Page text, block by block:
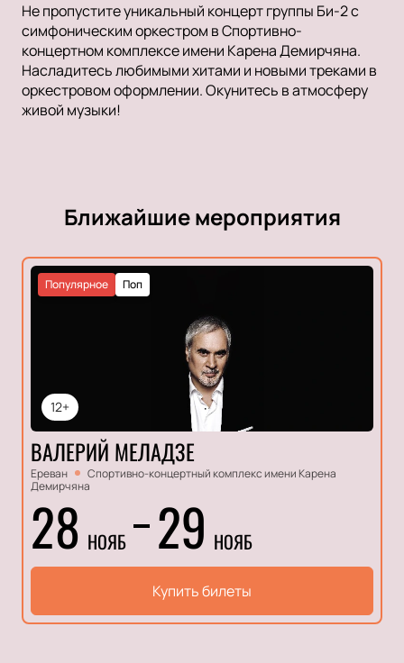
Не пропустите уникальный концерт группы Би-2 с
симфоническим оркестром в Спортивно-
концертном комплексе имени Карена Демирчяна.
Насладитесь любимыми хитами и новыми треками в
оркестровом оформлении. Окунитесь в атмосферу
живой музыки!
Ближайшие мероприятия
12+
Поп
Популярное
ВАЛЕРИЙ МЕЛАДЗЕ
Ереван
Спортивно-концертный комплекс имени Карена
Демирчяна
28 НОЯБ 29 НОЯБ
Купить билеты